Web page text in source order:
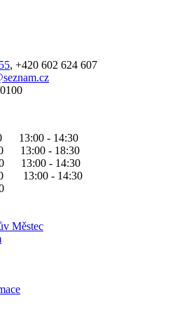
, +420 602 624 607
13:00 - 14:30
13:00 - 18:30
13:00 - 14:30
13:00 - 14:30
Městec